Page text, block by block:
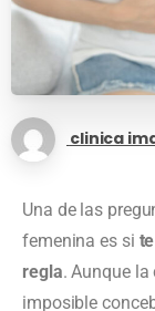
clinica
Una de las
femenina es si
regla. Aunque
imposible